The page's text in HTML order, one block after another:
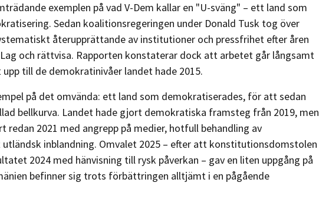
exemplen på vad V-Dem kallar en "U-sväng" – ett land som
Sedan koalitionsregeringen under Donald Tusk tog över
återupprättande av institutioner och pressfrihet efter åren
och rättvisa. Rapporten konstaterar dock att arbetet går långsamt
till de demokratinivåer landet hade 2015.
på det omvända: ett land som demokratiserades, för att sedan
bellkurva. Landet hade gjort demokratiska framsteg från 2019, men
2021 med angrepp på medier, hotfull behandling av
inblandning. Omvalet 2025 – efter att konstitutionsdomstolen
2024 med hänvisning till rysk påverkan – gav en liten uppgång på
befinner sig trots förbättringen alltjämt i en pågående